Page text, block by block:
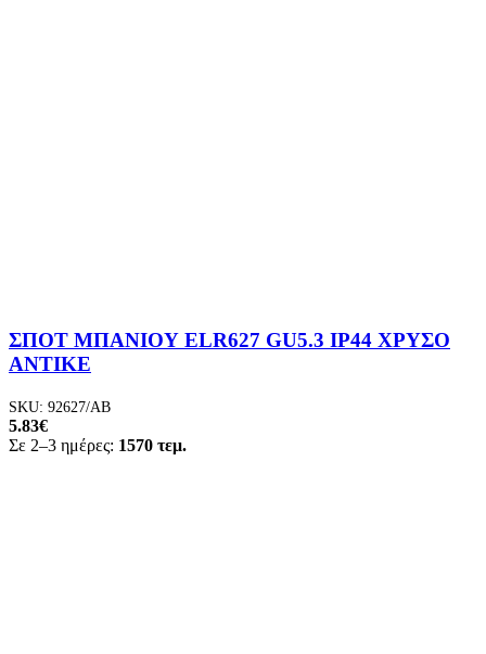
ΣΠΟΤ ΜΠΑΝΙΟΥ ELR627 GU5.3 IP44 ΧΡΥΣΟ
ΑΝΤΙΚΕ
SKU: 92627/AB
5.83€
Σε 2–3 ημέρες: 1570 τεμ.